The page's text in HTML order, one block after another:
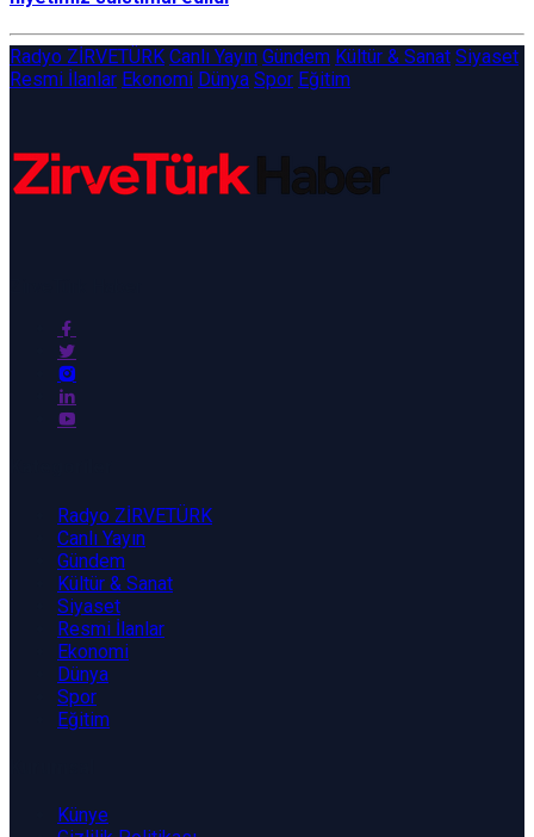
Radyo ZİRVETÜRK Canlı Yayın Gündem Kültür & Sanat Siyaset
Resmi İlanlar Ekonomi Dünya Spor Eğitim
Radyo ZİRVETÜRK
Canlı Yayın
Gündem
Kültür & Sanat
Siyaset
Resmi İlanlar
Ekonomi
Dünya
Spor
Eğitim
Künye